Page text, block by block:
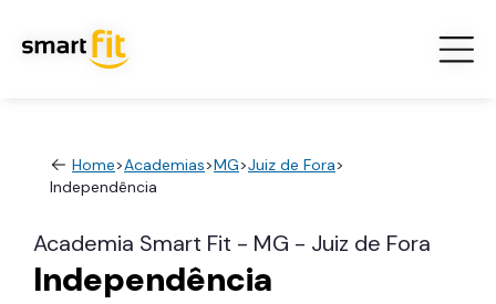
Home>Academias>MG>Juiz de Fora>
Independência
Academia Smart Fit - MG - Juiz de Fora
Independência